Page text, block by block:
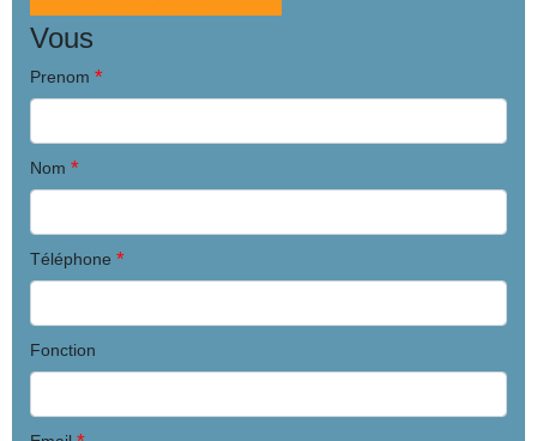
Vous
Prenom *
Nom *
Téléphone *
Fonction